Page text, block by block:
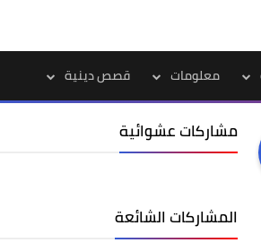
معلومات قصص دينية
مشاركات عشوائية
المشاركات الشائعة